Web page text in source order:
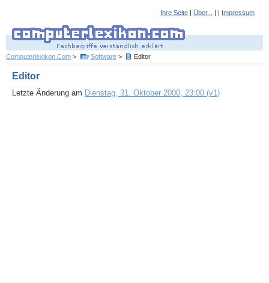
Ihre Seite | Über... | | Impressum
Computerlexikon.Com > Software > Editor
Editor
Letzte Änderung am Dienstag, 31. Oktober 2000, 23:00 (v1)